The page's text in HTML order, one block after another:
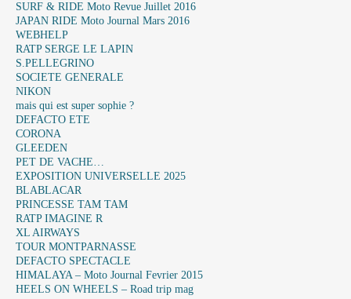
SURF & RIDE Moto Revue Juillet 2016
JAPAN RIDE Moto Journal Mars 2016
WEBHELP
RATP SERGE LE LAPIN
S.PELLEGRINO
SOCIETE GENERALE
NIKON
mais qui est super sophie ?
DEFACTO ETE
CORONA
GLEEDEN
PET DE VACHE…
EXPOSITION UNIVERSELLE 2025
BLABLACAR
PRINCESSE TAM TAM
RATP IMAGINE R
XL AIRWAYS
TOUR MONTPARNASSE
DEFACTO SPECTACLE
HIMALAYA – Moto Journal Fevrier 2015
HEELS ON WHEELS – Road trip mag